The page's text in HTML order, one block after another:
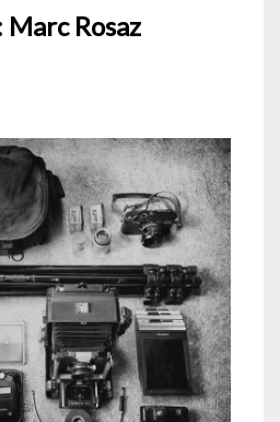
Marc Rosaz